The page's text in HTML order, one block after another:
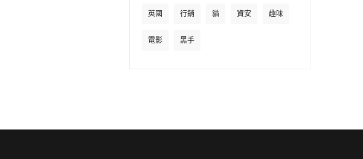
英國 行銷 貓 資安 趣味
電影 黑手